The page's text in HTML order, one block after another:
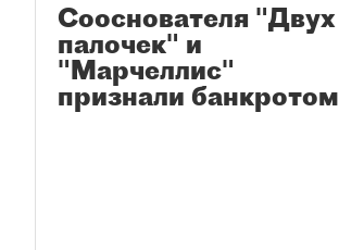
Сооснователя "Двух
палочек" и
"Марчеллис"
признали банкротом